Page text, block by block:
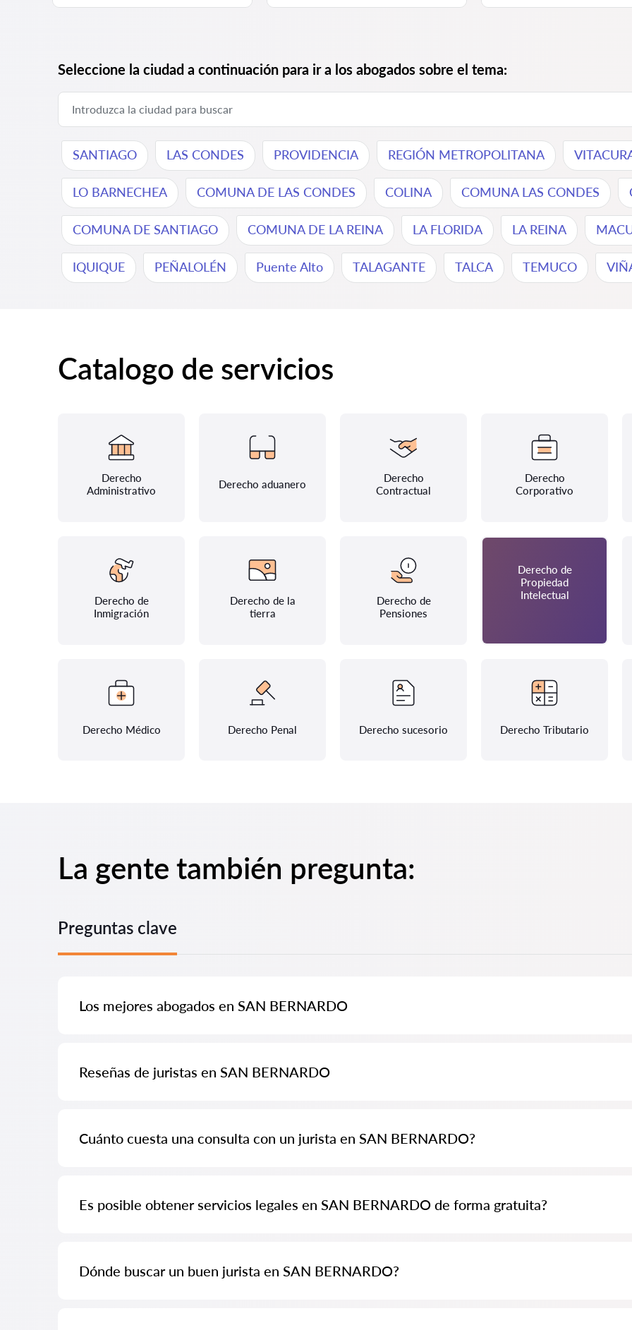
Seleccione la ciudad a continuación para ir a los abogados sobre el tema:
SANTIAGO LAS CONDES PROVIDENCIA REGIÓN METROPOLITANA
LO BARNECHEA COMUNA DE LAS CONDES COLINA COMUNA LAS CONDES
COMUNA DE SANTIAGO COMUNA DE LA REINA LA FLORIDA LA REINA
IQUIQUE PEÑALOLÉN Puente Alto TALAGANTE TALCA TEMUCO
Catalogo de servicios
Derecho
Administrativo
Derecho aduanero
Derecho
Contractual
Derecho
Corporativo
Derecho de
Inmigración
Derecho de la
tierra
Derecho de
Pensiones
Derecho de
Propiedad
Intelectual
Derecho Médico Derecho Penal Derecho sucesorio Derecho Tributario
La gente también pregunta:
Preguntas clave
Los mejores abogados en SAN BERNARDO
Reseñas de juristas en SAN BERNARDO
Cuánto cuesta una consulta con un jurista en SAN BERNARDO?
Es posible obtener servicios legales en SAN BERNARDO de forma gratuita?
Dónde buscar un buen jurista en SAN BERNARDO?